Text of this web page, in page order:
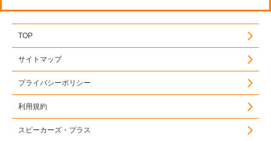
TOP
サイトマップ
プライバシーポリシー
利用規約
スピーカーズ・プラス